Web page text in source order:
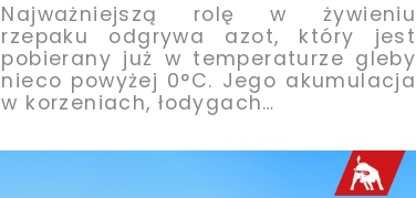
Najważniejszą rolę w żywieniu
rzepaku odgrywa azot, który jest
pobierany już w temperaturze gleby
nieco powyżej 0°C. Jego akumulacja
w korzeniach, łodygach…